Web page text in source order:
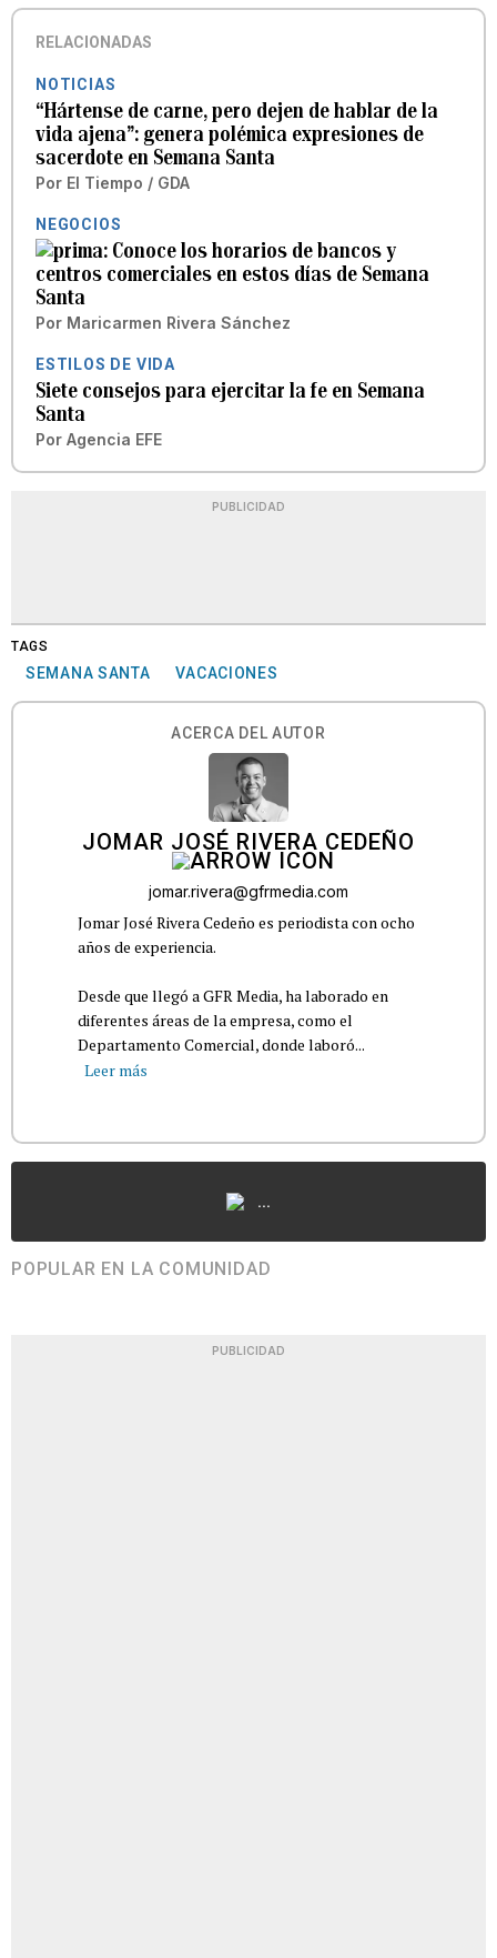
RELACIONADAS
NOTICIAS
“Hártense de carne, pero dejen de hablar de la
vida ajena”: genera polémica expresiones de
sacerdote en Semana Santa
Por El Tiempo / GDA
NEGOCIOS
Conoce los horarios de bancos y
centros comerciales en estos días de Semana
Santa
Por Maricarmen Rivera Sánchez
ESTILOS DE VIDA
Siete consejos para ejercitar la fe en Semana
Santa
Por Agencia EFE
PUBLICIDAD
TAGS
SEMANA SANTA VACACIONES
ACERCA DEL AUTOR
JOMAR JOSÉ RIVERA CEDEÑO
jomar.rivera@gfrmedia.com
Jomar José Rivera Cedeño es periodista con ocho
años de experiencia.
Desde que llegó a GFR Media, ha laborado en
diferentes áreas de la empresa, como el
Departamento Comercial, donde laboró...
Leer más
...
POPULAR EN LA COMUNIDAD
PUBLICIDAD